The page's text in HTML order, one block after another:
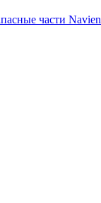
части Navien